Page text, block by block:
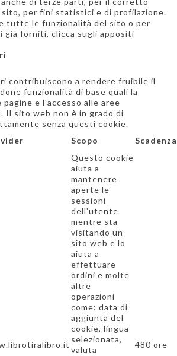
sito, per fini statistici e di profilazione.
tutte le funzionalità del sito o per
già forniti, clicca sugli appositi
contribuiscono a rendere fruibile il
funzionalità di base quali la
pagine e l'accesso alle aree
sito web non è in grado di
senza questi cookie.
Scopo Scadenza
Questo cookie
aiuta a
mantenere
aperte le
sessioni
dell'utente
mentre sta
visitando un
sito web e lo
aiuta a
effettuare
ordini e molte
altre
operazioni
come: data di
aggiunta del
cookie, lingua
selezionata,
valuta
480 ore